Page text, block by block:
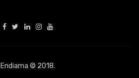
Endiama © 2018.